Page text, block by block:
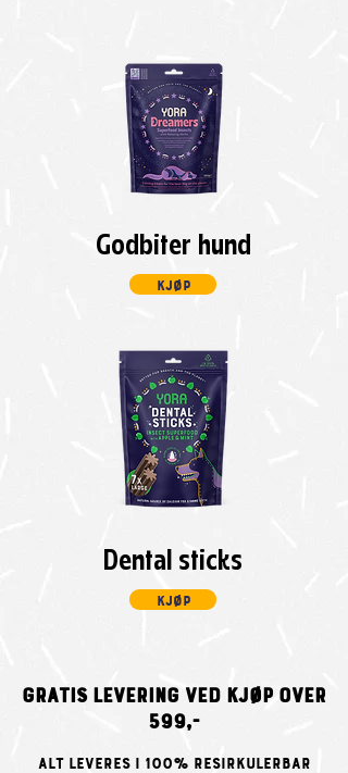
Godbiter hund
kjøp
Dental sticks
kjøp
Gratis levering ved kjøp over
599,-
ALT LEVERES I 100% Resirkulerbar